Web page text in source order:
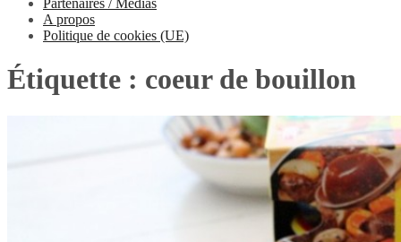
A propos
Politique de cookies (UE)
Étiquette : coeur de bouillon